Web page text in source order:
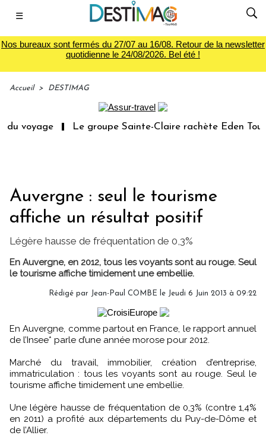
☰
Nos bureaux sont fermés du 27/07 au 16/08. Retour de la newsletter
quotidienne le 24/08/2026. Bel été !
Accueil > DESTIMAG
voyage Le groupe Sainte-Claire rachète Eden Tour
Auvergne : seul le tourisme
affiche un résultat positif
Légère hausse de fréquentation de 0,3%
En Auvergne, en 2012, tous les voyants sont au rouge. Seul
le tourisme affiche timidement une embellie.
Rédigé par Jean-Paul COMBE le Jeudi 6 Juin 2013 à 09:22
En Auvergne, comme partout en France, le rapport annuel
de l’Insee* parle d’une année morose pour 2012.
Marché du travail, immobilier, création d’entreprise,
immatriculation : tous les voyants sont au rouge. Seul le
tourisme affiche timidement une embellie.
Une légère hausse de fréquentation de 0,3% (contre 1,4%
en 2011) a profité aux départements du Puy-de-Dôme et
de l’Allier.